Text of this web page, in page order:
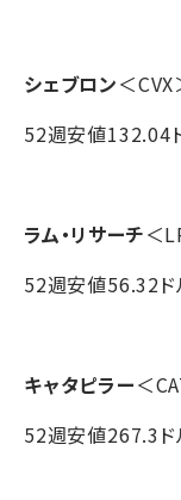
シェブロン＜CVX
52週安値132.04
ラム・リサーチ＜
52週安値56.32
キャタピラー＜
52週安値267.3